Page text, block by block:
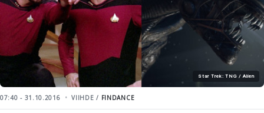
Star Trek: TNG / Alien
07:40 - 31.10.2016 VIIHDE / FINDANCE